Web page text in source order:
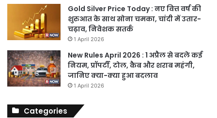
Gold Silver Price Today : नए वित्त वर्ष की
शुरुआत के साथ सोना चमका, चांदी में उतार-
चढ़ाव, निवेशक सतर्क
1 April 2026
New Rules April 2026 : 1 अप्रैल से बदले कई
नियम, प्रॉपर्टी, टोल, कैब और शराब महंगी,
जानिए क्या-क्या हुआ बदलाव
1 April 2026
Categories